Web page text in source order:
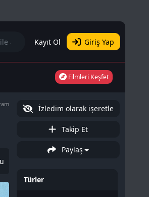
Kayıt Ol Giriş Yap
Filmleri Keşfet
İzledim olarak işeretle
Takip Et
Paylaş
Türler